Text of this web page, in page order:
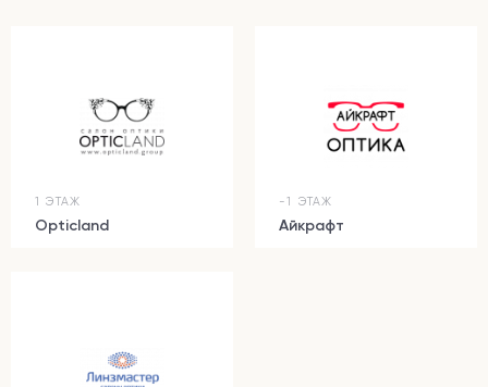
1 ЭТАЖ
Opticland
-1 ЭТАЖ
Айкрафт